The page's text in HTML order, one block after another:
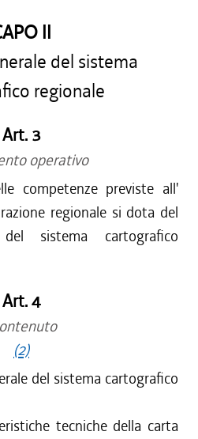
II
del sistema
regionale
Art. 3
operativo
competenze previste all'
regionale si dota del
sistema cartografico
Art. 4
(2)
del sistema cartografico
tecniche della carta